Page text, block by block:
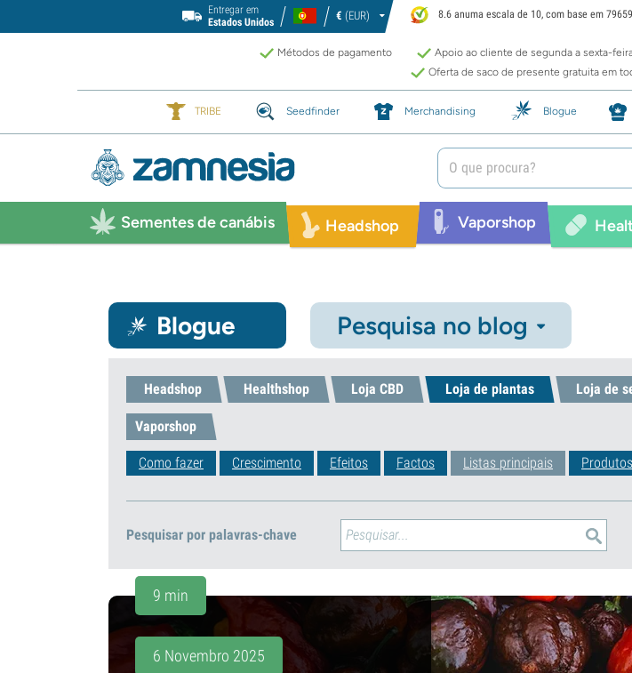
Entregar em
Estados Unidos
€ (EUR) 8.6 anuma escala de 10, com base em
Métodos de pagamento Apoio ao cliente de segunda a sexta-
Oferta de saco de presente gratuita em
TRIBE Seedfinder Merchandising Blogue
Sementes de canábis Headshop Vaporshop
Blogue Pesquisa no blog
Headshop Healthshop Loja CBD Loja de plantas Loja de
Vaporshop
Como fazer Crescimento Efeitos Factos Listas principais Produtos
Pesquisar por palavras-chave
9 min
6 Novembro 2025